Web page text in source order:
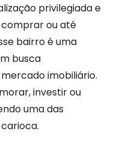
privilegiada e
ou até
bairro é uma
busca
imobiliário.
investir ou
uma das